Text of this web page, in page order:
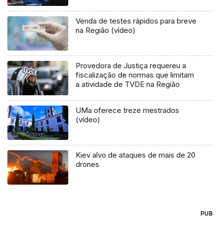
Venda de testes rápidos para breve
na Região (vídeo)
Provedora de Justiça requereu a
fiscalização de normas que limitam
a atividade de TVDE na Região
UMa oferece treze mestrados
(vídeo)
Kiev alvo de ataques de mais de 20
drones
PUB